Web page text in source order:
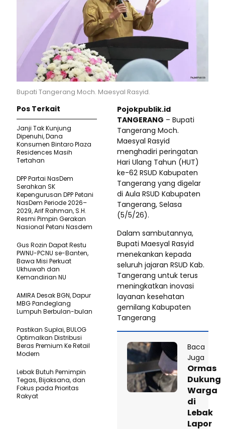
Bupati Tangerang Moch. Maesyal Rasyid.
Pojokpublik.id
TANGERANG – Bupati
Tangerang Moch.
Maesyal Rasyid
menghadiri peringatan
Hari Ulang Tahun (HUT)
ke-62 RSUD Kabupaten
Tangerang yang digelar
di Aula RSUD Kabupaten
Tangerang, Selasa
(5/5/26).
Dalam sambutannya,
Bupati Maesyal Rasyid
menekankan kepada
seluruh jajaran RSUD Kab.
Tangerang untuk terus
meningkatkan inovasi
layanan kesehatan
gemilang Kabupaten
Tangerang
Baca
Juga
Ormas
Dukung
Warga
di
Lebak
Lapor
Pos Terkait
Janji Tak Kunjung
Dipenuhi, Dana
Konsumen Bintaro Plaza
Residences Masih
Tertahan
DPP Partai NasDem
Serahkan SK
Kepengurusan DPP Petani
NasDem Periode 2026–
2029, Arif Rahman, S.H.
Resmi Pimpin Gerakan
Nasional Petani Nasdem
Gus Rozin Dapat Restu
PWNU-PCNU se-Banten,
Bawa Misi Perkuat
Ukhuwah dan
Kemandirian NU
AMIRA Desak BGN, Dapur
MBG Pandeglang
Lumpuh Berbulan-bulan
Pastikan SupIai, BULOG
Optimalkan Distribusi
Beras Premium Ke Retail
Modern
Lebak Butuh Pemimpin
Tegas, Bijaksana, dan
Fokus pada Prioritas
Rakyat